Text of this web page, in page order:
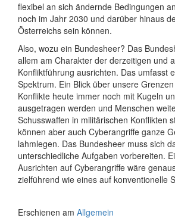
flexibel an sich ändernde Bedingungen
noch im Jahr 2030 und darüber hinaus
Österreichs sein können.
Also, wozu ein Bundesheer? Das
allem am Charakter der derzeitigen und
Konfliktführung ausrichten. Das umfasst
Spektrum. Ein Blick über unsere
Konflikte heute immer noch mit Kugeln
ausgetragen werden und Menschen
Schusswaffen in militärischen Konflikten
können aber auch Cyberangriffe ganze
lahmlegen. Das Bundesheer muss sich
unterschiedliche Aufgaben vorbereiten.
Ausrichten auf Cyberangriffe wäre
zielführend wie eines auf konventionelle
Erschienen am Allgemein